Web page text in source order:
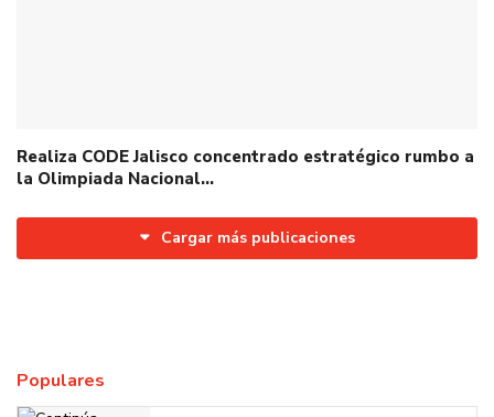
Realiza CODE Jalisco concentrado estratégico rumbo a
la Olimpiada Nacional…
Cargar más publicaciones
Populares